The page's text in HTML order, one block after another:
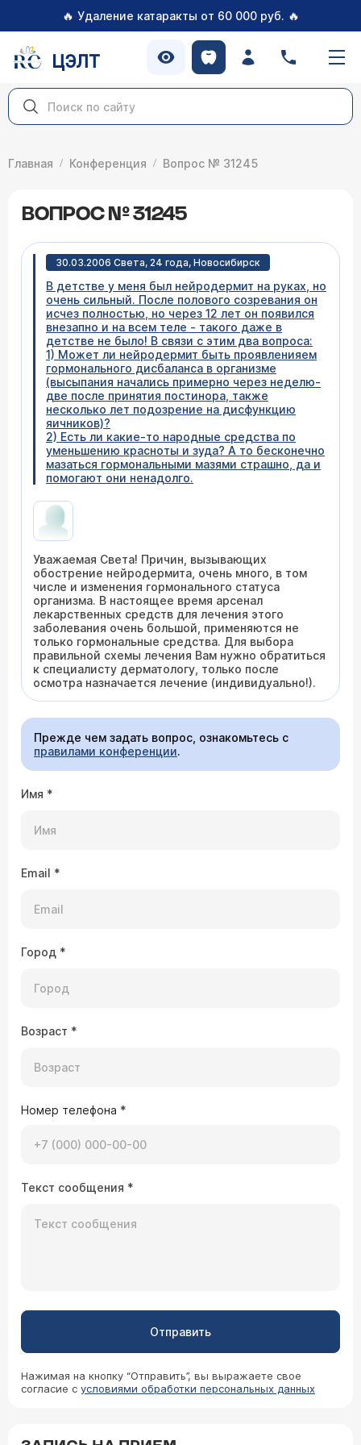
🔥 Удаление катаракты от 60 000 руб. 🔥
ЦЭЛТ
Главная Конференция Вопрос № 31245
ВОПРОС № 31245
30.03.2006 Света, 24 года, Новосибирск
В детстве у меня был нейродермит на руках, но
очень сильный. После полового созревания он
исчез полностью, но через 12 лет он появился
внезапно и на всем теле - такого даже в
детстве не было! В связи с этим два вопроса:
1) Может ли нейродермит быть проявленияем
гормонального дисбаланса в организме
(высыпания начались примерно через неделю-
две после принятия постинора, также
несколько лет подозрение на дисфункцию
яичников)?
2) Есть ли какие-то народные средства по
уменьшению красноты и зуда? А то бесконечно
мазаться гормональными мазями страшно, да и
помогают они ненадолго.
Уважаемая Света! Причин, вызывающих
обострение нейродермита, очень много, в том
числе и изменения гормонального статуса
организма. В настоящее время арсенал
лекарственных средств для лечения этого
заболевания очень большой, применяются не
только гормональные средства. Для выбора
правильной схемы лечения Вам нужно обратиться
к специалисту дерматологу, только после
осмотра назначается лечение (индивидуально!).
Прежде чем задать вопрос, ознакомьтесь с
правилами конференции.
Имя *
Email *
Город *
Возраст *
Номер телефона *
Текст сообщения *
Отправить
Нажимая на кнопку “Отправить”, вы выражаете свое
согласие с условиями обработки персональных данных